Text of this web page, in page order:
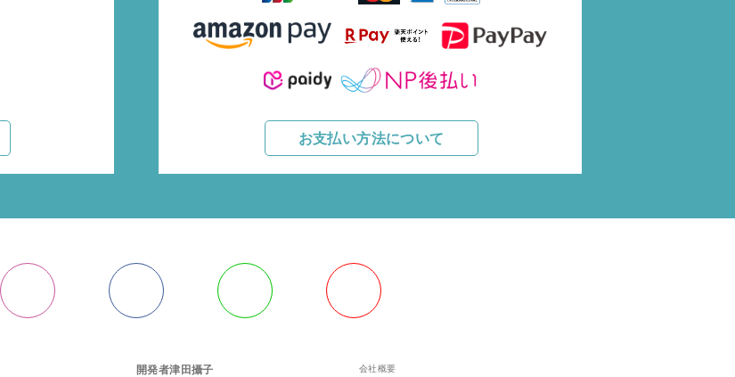
お支払い方法について
開発者津田攝子
会社概要